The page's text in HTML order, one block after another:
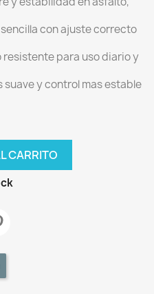
con ajuste correcto
resistente para uso diario y
suave y control mas estable
CARRITO